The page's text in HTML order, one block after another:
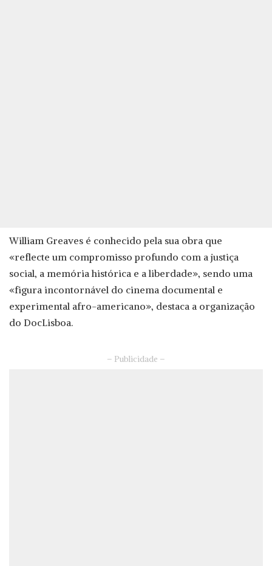
William Greaves é conhecido pela sua obra que
«reflecte um compromisso profundo com a justiça
social, a memória histórica e a liberdade», sendo uma
«figura incontornável do cinema documental e
experimental afro-americano», destaca a organização
do DocLisboa.
– Publicidade –